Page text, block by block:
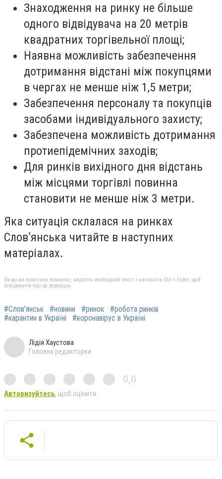
Знаходження на ринку не більше
одного відвідувача на 20 метрів
квадратних торгівельної площі;
Наявна можливість забезпечення
дотримання відстані між покупцями
в чергах не менше ніж 1,5 метри;
Забезпечення персоналу та покупців
засобами індивідуального захисту;
Забезпечена можливість дотримання
протиепідемічних заходів;
Для ринків вихідного дня відстань
між місцями торгівлі повинна
становити не менше ніж 3 метри.
Яка ситуація склалася на ринках
Слов’янська читайте в наступних
матеріалах.
Якщо ви помітили помилку, виділіть необхідний текст і натисніть Ctrl + Enter, щоб
повідомити про це редакцію
#Слов’янськ #новини #ринок
#робота ринків
#карантин в Україні
#коронавірус в Україні
Лідія Хаустова
Головна редакторка
0,0
Авторизуйтесь, щоб оцінити